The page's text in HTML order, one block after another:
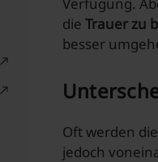
die Trauer zu
besser
Oft werden
jedoch